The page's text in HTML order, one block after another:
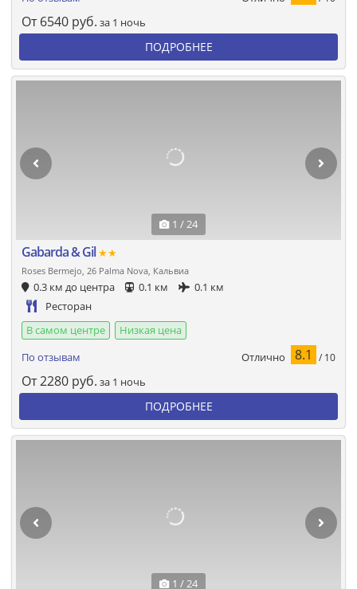
От 6540 руб. за 1 ночь
ПОДРОБНЕЕ
1 / 24
Gabarda & Gil★★
Roses Bermejo, 26 Palma Nova, Кальвиа
0.3 км до центра 0.1 км
0.1 км
Ресторан
В самом центре
Низкая цена
По отзывам
Отлично 8.1 / 10
От2280 руб. за 1 ночь
ПОДРОБНЕЕ
1 / 24